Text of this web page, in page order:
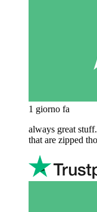
1 giorno fa
always great
that are zipped